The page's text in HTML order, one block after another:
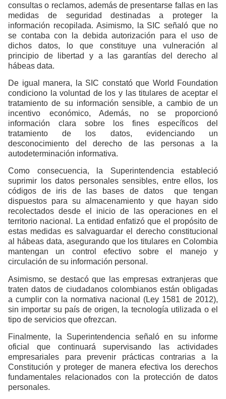
consultas o reclamos, además de presentarse fallas en las
medidas de seguridad destinadas a proteger la
información recopilada. Asimismo, la SIC señaló que no
se contaba con la debida autorización para el uso de
dichos datos, lo que constituye una vulneración al
principio de libertad y a las garantías del derecho al
hábeas data.
De igual manera, la SIC constató que World Foundation
condiciono la voluntad de los y las titulares de aceptar el
tratamiento de su información sensible, a cambio de un
incentivo económico, Además, no se proporcionó
información clara sobre los fines específicos del
tratamiento de los datos, evidenciando un
desconocimiento del derecho de las personas a la
autodeterminación informativa.
Como consecuencia, la Superintendencia estableció
suprimir los datos personales sensibles, entre ellos, los
códigos de iris de las bases de datos que tengan
dispuestos para su almacenamiento y que hayan sido
recolectados desde el inicio de las operaciones en el
territorio nacional. La entidad enfatizó que el propósito de
estas medidas es salvaguardar el derecho constitucional
al hábeas data, asegurando que los titulares en Colombia
mantengan un control efectivo sobre el manejo y
circulación de su información personal.
Asimismo, se destacó que las empresas extranjeras que
traten datos de ciudadanos colombianos están obligadas
a cumplir con la normativa nacional (Ley 1581 de 2012),
sin importar su país de origen, la tecnología utilizada o el
tipo de servicios que ofrezcan.
Finalmente, la Superintendencia señaló en su informe
oficial que continuará supervisando las actividades
empresariales para prevenir prácticas contrarias a la
Constitución y proteger de manera efectiva los derechos
fundamentales relacionados con la protección de datos
personales.